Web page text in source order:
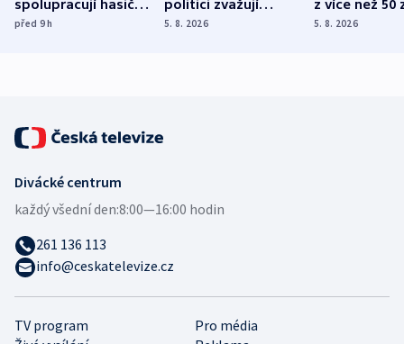
spolupracují hasiči z
různých zemí
před 9h
politici zvažují
dohodu o
5. 8. 2026
z více než 50
Bojovali na
5. 8. 2026
TV program
Pro média
Divácké centrum
každý všední den:8:00—16:00 hodin
261 136 113
info@ceskatelevize.cz